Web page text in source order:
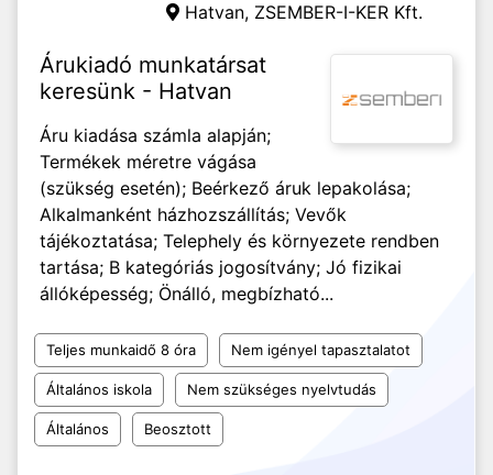
Hatvan, ZSEMBER-I-KER Kft.
Árukiadó munkatársat
keresünk - Hatvan
Áru kiadása számla alapján;
Termékek méretre vágása
(szükség esetén); Beérkező áruk lepakolása;
Alkalmanként házhozszállítás; Vevők
tájékoztatása; Telephely és környezete rendben
tartása; B kategóriás jogosítvány; Jó fizikai
állóképesség; Önálló, megbízható...
Teljes munkaidő 8 óra Nem igényel tapasztalatot
Általános iskola Nem szükséges nyelvtudás
Általános Beosztott